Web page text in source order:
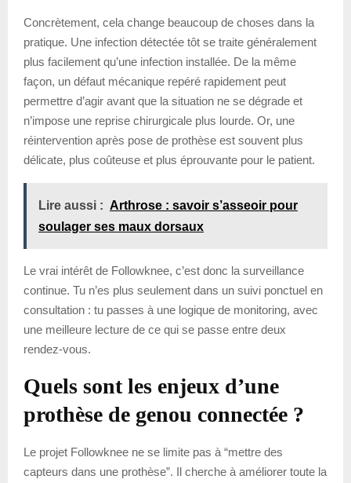
Concrètement, cela change beaucoup de choses dans la
pratique. Une infection détectée tôt se traite généralement
plus facilement qu’une infection installée. De la même
façon, un défaut mécanique repéré rapidement peut
permettre d’agir avant que la situation ne se dégrade et
n’impose une reprise chirurgicale plus lourde. Or, une
réintervention après pose de prothèse est souvent plus
délicate, plus coûteuse et plus éprouvante pour le patient.
Lire aussi : Arthrose : savoir s’asseoir pour
soulager ses maux dorsaux
Le vrai intérêt de Followknee, c’est donc la surveillance
continue. Tu n’es plus seulement dans un suivi ponctuel en
consultation : tu passes à une logique de monitoring, avec
une meilleure lecture de ce qui se passe entre deux
rendez-vous.
Quels sont les enjeux d’une
prothèse de genou connectée ?
Le projet Followknee ne se limite pas à “mettre des
capteurs dans une prothèse”. Il cherche à améliorer toute la